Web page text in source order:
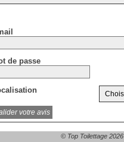
de passe
© Top Toilettage